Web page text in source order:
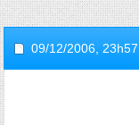
09/12/2006, 23h57